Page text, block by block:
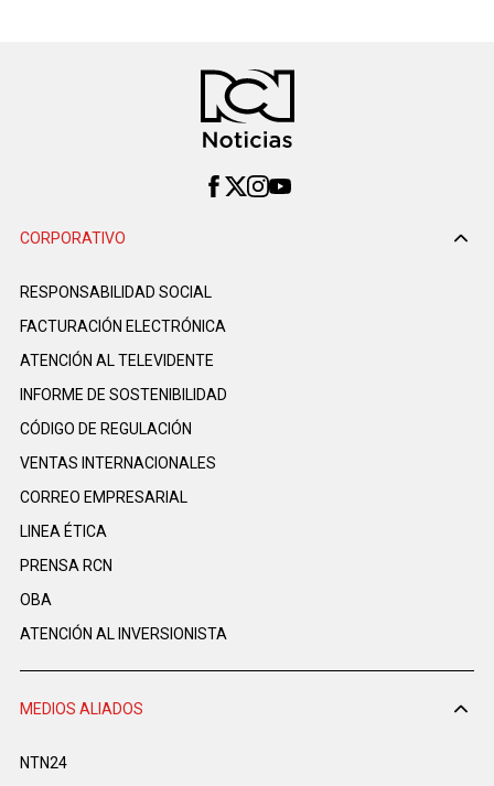
CORPORATIVO
RESPONSABILIDAD SOCIAL
FACTURACIÓN ELECTRÓNICA
ATENCIÓN AL TELEVIDENTE
INFORME DE SOSTENIBILIDAD
CÓDIGO DE REGULACIÓN
VENTAS INTERNACIONALES
CORREO EMPRESARIAL
LINEA ÉTICA
PRENSA RCN
OBA
ATENCIÓN AL INVERSIONISTA
MEDIOS ALIADOS
NTN24